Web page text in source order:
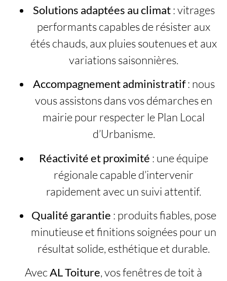
Solutions adaptées au climat: vitrages
performants capables de résister aux
étés chauds, aux pluies soutenues et aux
variations saisonnières.
Accompagnement administratif: nous
vous assistons dans vos démarches en
mairie pour respecter le Plan Local
d’Urbanisme.
Réactivité et proximité : une équipe
régionale capable d’intervenir
rapidement avec un suivi attentif.
Qualité garantie : produits fiables, pose
minutieuse et finitions soignées pour un
résultat solide, esthétique et durable.
AvecAL Toiture, vos fenêtres de toit à